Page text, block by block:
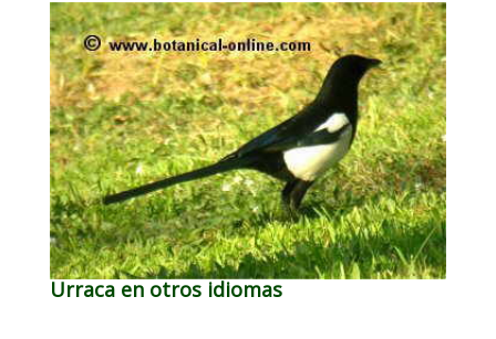
Urraca en otros idiomas